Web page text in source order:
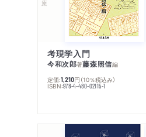
考現学入門
今和次郎著藤森照信編
定価:1,210円 （10％税込み）
ISBN:978-4-480-02115-1